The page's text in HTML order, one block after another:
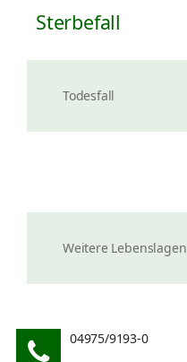
Sterbefall
Todesfall
Weitere Lebenslagen
04975/9193-0